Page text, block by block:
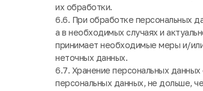
их обработки.
6.6. При обработке персональных
а в необходимых случаях и
принимает необходимые меры и/
неточных данных.
6.7. Хранение персональных
персональных данных, не дольше,